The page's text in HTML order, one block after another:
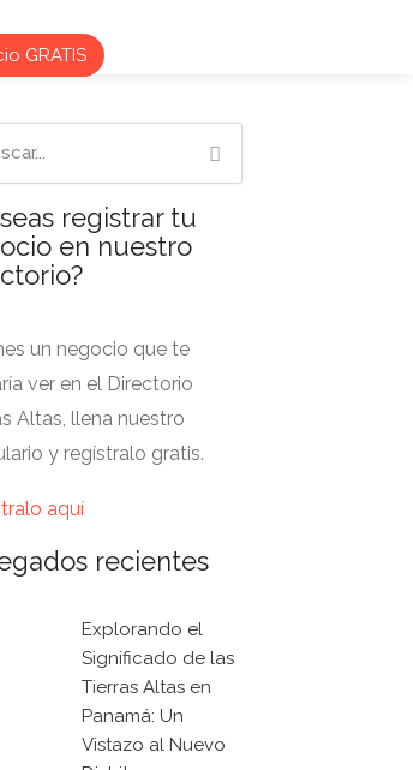
GRATIS
registrar tu
en nuestro
un negocio que te
ver en el Directorio
Altas, llena nuestro
y regístralo gratis.
aquí
recientes
Explorando el
Significado de las
Tierras Altas en
Panamá: Un
Vistazo al Nuevo